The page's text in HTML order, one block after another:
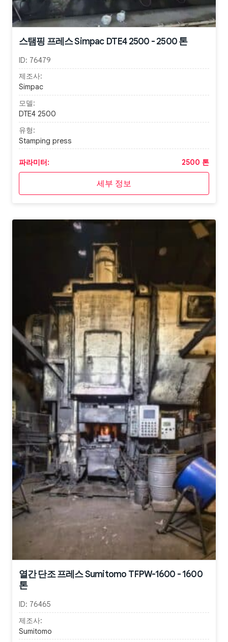
스탬핑 프레스 Simpac DTE4 2500 - 2500 톤
ID: 76479
제조사:
Simpac
모델:
DTE4 2500
유형:
Stamping press
파라미터: 2500 톤
세부 정보
열간 단조 프레스 Sumitomo TFPW-1600 - 1600
톤
ID: 76465
제조사:
Sumitomo